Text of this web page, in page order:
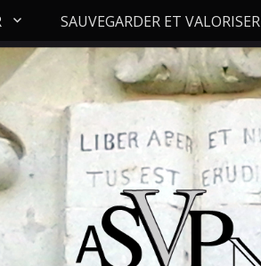
SAUVEGARDER ET VALORISER